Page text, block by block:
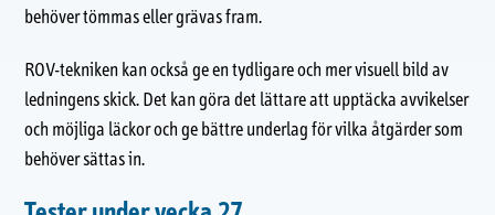
behöver tömmas eller grävas fram.
ROV-tekniken kan också ge en tydligare och mer visuell bild av
ledningens skick. Det kan göra det lättare att upptäcka avvikelser
och möjliga läckor och ge bättre underlag för vilka åtgärder som
behöver sättas in.